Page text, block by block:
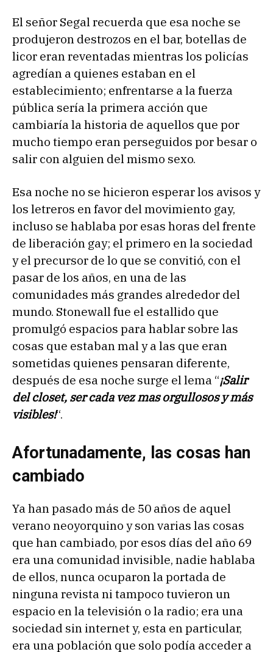
El señor Segal recuerda que esa noche se
produjeron destrozos en el bar, botellas de
licor eran reventadas mientras los policías
agredían a quienes estaban en el
establecimiento; enfrentarse a la fuerza
pública sería la primera acción que
cambiaría la historia de aquellos que por
mucho tiempo eran perseguidos por besar o
salir con alguien del mismo sexo.
Esa noche no se hicieron esperar los avisos y
los letreros en favor del movimiento gay,
incluso se hablaba por esas horas del frente
de liberación gay; el primero en la sociedad
y el precursor de lo que se convitió, con el
pasar de los años, en una de las
comunidades más grandes alrededor del
mundo. Stonewall fue el estallido que
promulgó espacios para hablar sobre las
cosas que estaban mal y a las que eran
sometidas quienes pensaran diferente,
después de esa noche surge el lema “¡Salir
del closet, ser cada vez mas orgullosos y más
visibles!“.
Afortunadamente, las cosas han
cambiado
Ya han pasado más de 50 años de aquel
verano neoyorquino y son varias las cosas
que han cambiado, por esos días del año 69
era una comunidad invisible, nadie hablaba
de ellos, nunca ocuparon la portada de
ninguna revista ni tampoco tuvieron un
espacio en la televisión o la radio; era una
sociedad sin internet y, esta en particular,
era una población que solo podía acceder a